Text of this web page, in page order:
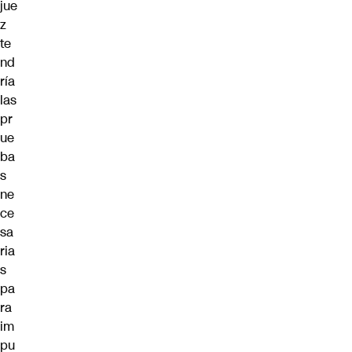
jue
z
te
nd
ría
las
pr
ue
ba
s
ne
ce
sa
ria
s
pa
ra
im
pu